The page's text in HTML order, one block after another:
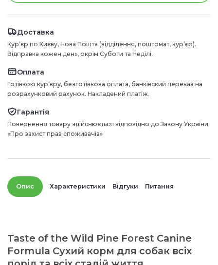
Доставка
Курʼєр по Києву, Нова Пошта (відділення, поштомат, курʼєр).
Відправка кожен день, окрім Суботи та Неділі.
Оплата
Готівкою курʼєру, безготівкова оплата, банківский переказ на
розрахунковий рахунок. Накладений платіж.
Гарантія
Повернення товару здійснюється відповідно до Закону України
«Про захист прав споживачів»
Опис Характеристики Відгуки Питання
Taste of the Wild Pine Forest Canine
Formula Сухий корм для собак всіх